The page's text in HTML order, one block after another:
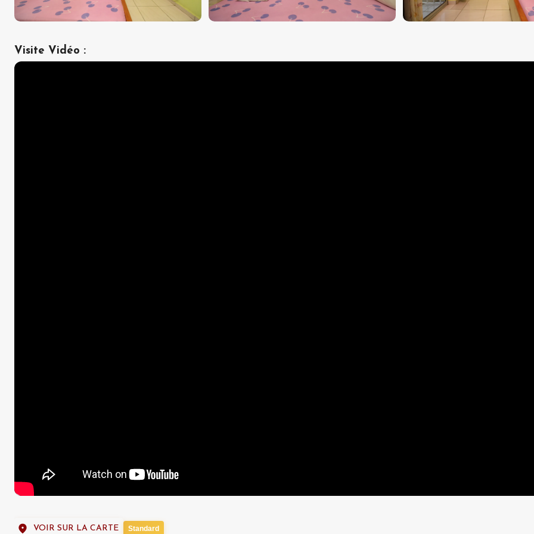
Visite Vidéo :
VOIR SUR LA CARTE Standard